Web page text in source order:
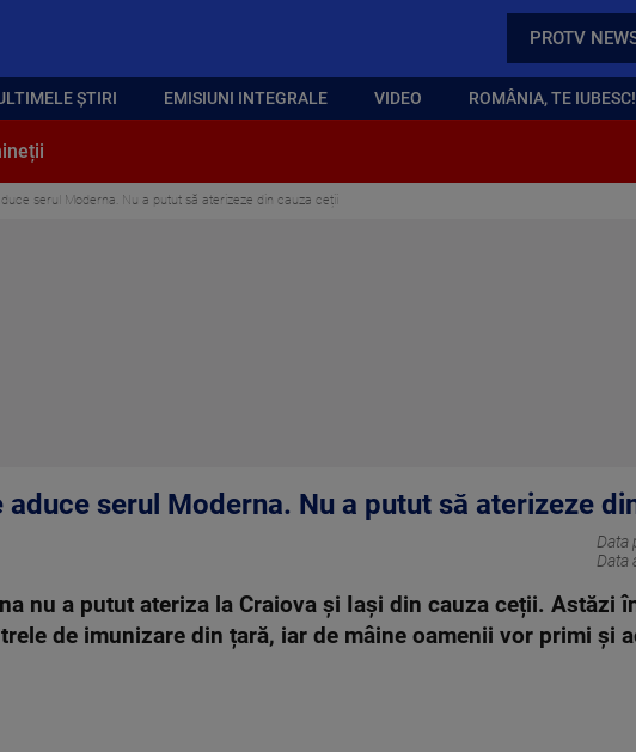
PROTV
ȘTIRI EMISIUNI INTEGRALE VIDEO ROMÂNIA, TE IUBESC!
serul Moderna. Nu a putut să aterizeze din cauza ceții
serul Moderna. Nu a putut să aterizeze
Data
Data
nu a putut ateriza la Craiova și Iași din cauza ceții. Astăzi
de imunizare din țară, iar de mâine oamenii vor primi și